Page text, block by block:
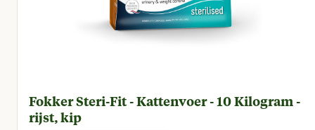
Fokker Steri-Fit - Kattenvoer - 10 Kilogram -
rijst, kip